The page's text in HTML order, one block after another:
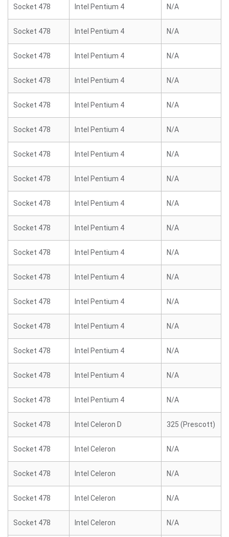
Socket 478 Intel Pentium 4 N/A
Socket 478 Intel Pentium 4 N/A
Socket 478 Intel Pentium 4 N/A
Socket 478 Intel Pentium 4 N/A
Socket 478 Intel Pentium 4 N/A
Socket 478 Intel Pentium 4 N/A
Socket 478 Intel Pentium 4 N/A
Socket 478 Intel Pentium 4 N/A
Socket 478 Intel Pentium 4 N/A
Socket 478 Intel Pentium 4 N/A
Socket 478 Intel Pentium 4 N/A
Socket 478 Intel Pentium 4 N/A
Socket 478 Intel Pentium 4 N/A
Socket 478 Intel Pentium 4 N/A
Socket 478 Intel Pentium 4 N/A
Socket 478 Intel Pentium 4 N/A
Socket 478 Intel Pentium 4 N/A
Socket 478 Intel Celeron D 325 (Prescott)
Socket 478 Intel Celeron N/A
Socket 478 Intel Celeron N/A
Socket 478 Intel Celeron N/A
Socket 478 Intel Celeron N/A